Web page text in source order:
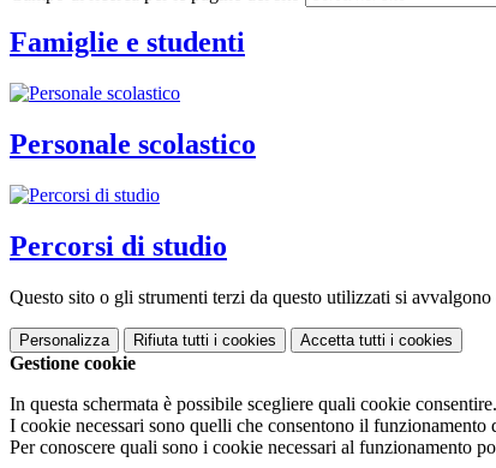
Famiglie e studenti
Personale scolastico
Percorsi di studio
Questo sito o gli strumenti terzi da questo utilizzati si
Personalizza Rifiuta tutti i cookies Accetta tutti i cookies
Gestione cookie
In questa schermata è possibile scegliere quali cookie consentire.
I cookie necessari sono quelli che consentono il
Per conoscere quali sono i cookie necessari al funzionamento